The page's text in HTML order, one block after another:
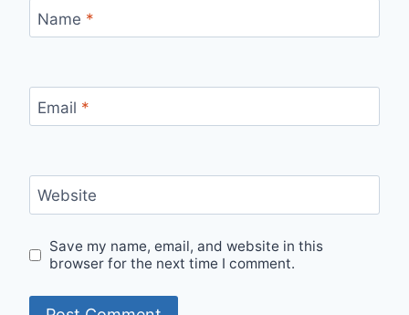
Name *
Email *
Website
Save my name, email, and website in this
browser for the next time I comment.